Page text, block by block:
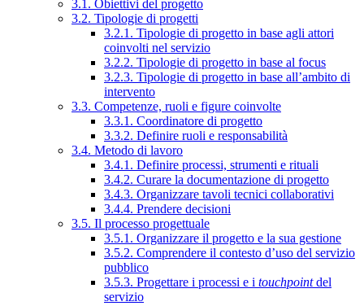
3.1. Obiettivi del progetto
3.2. Tipologie di progetti
3.2.1. Tipologie di progetto in base agli attori
coinvolti nel servizio
3.2.2. Tipologie di progetto in base al focus
3.2.3. Tipologie di progetto in base all’ambito di
intervento
3.3. Competenze, ruoli e figure coinvolte
3.3.1. Coordinatore di progetto
3.3.2. Definire ruoli e responsabilità
3.4. Metodo di lavoro
3.4.1. Definire processi, strumenti e rituali
3.4.2. Curare la documentazione di progetto
3.4.3. Organizzare tavoli tecnici collaborativi
3.4.4. Prendere decisioni
3.5. Il processo progettuale
3.5.1. Organizzare il progetto e la sua gestione
3.5.2. Comprendere il contesto d’uso del servizio
pubblico
3.5.3. Progettare i processi e i touchpointdel
servizio